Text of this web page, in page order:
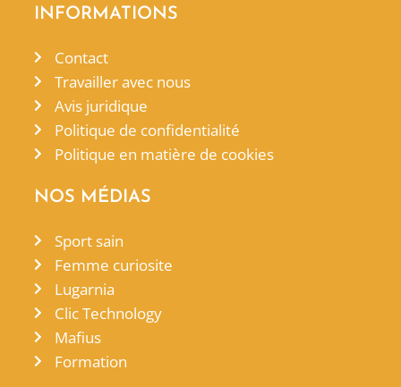
INFORMATIONS
Contact
Travailler avec nous
Avis juridique
Politique de confidentialité
Politique en matière de cookies
NOS MÉDIAS
Sport sain
Femme curiosite
Lugarnia
Clic Technology
Mafius
Formation